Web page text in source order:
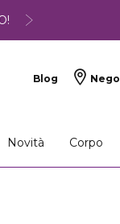
Blog
Novità Corpo